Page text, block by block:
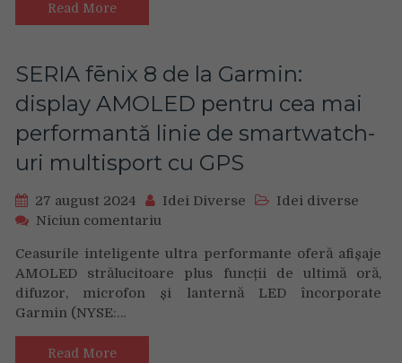
Garmin,
un
model
ultraperformant,
cu
și
bună
baterie
cu
Read More
SERIA fēnix 8 de la Garmin:
display AMOLED pentru cea mai
performantă linie de smartwatch-
uri multisport cu GPS
27 august 2024 Idei Diverse
Idei diverse
Niciun comentariu
fēnix
8
de
Ceasurile inteligente ultra performante oferă afișaje
AMOLED strălucitoare plus funcții de ultimă oră,
difuzor, microfon și lanternă LED încorporate
Garmin (NYSE:…
Read More